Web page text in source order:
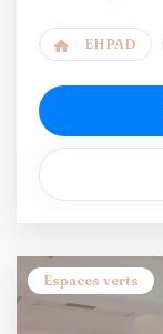
EHPAD
Espaces verts